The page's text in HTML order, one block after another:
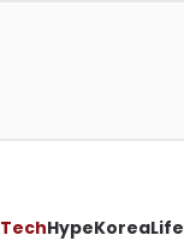
TechHypeKoreaLife